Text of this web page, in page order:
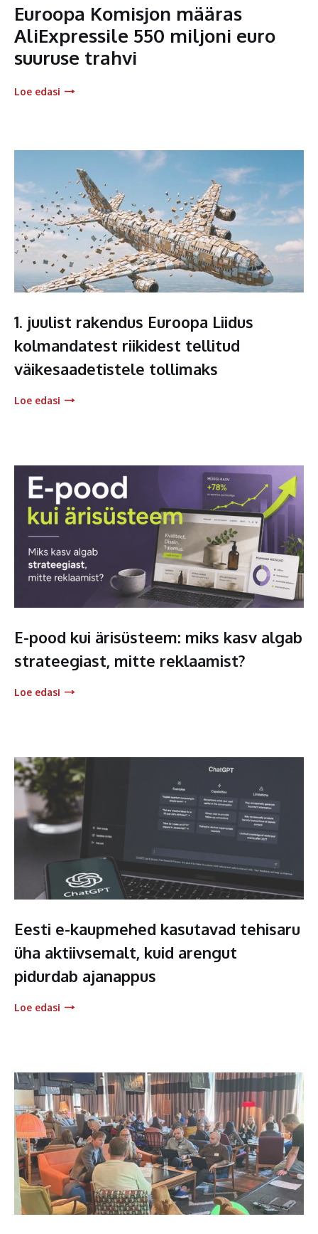
Euroopa Komisjon määras
AliExpressile 550 miljoni euro
suuruse trahvi
Loe edasi
1. juulist rakendus Euroopa Liidus
kolmandatest riikidest tellitud
väikesaadetistele tollimaks
Loe edasi
E-pood kui ärisüsteem: miks kasv algab
strateegiast, mitte reklaamist?
Loe edasi
Eesti e-kaupmehed kasutavad tehisaru
üha aktiivsemalt, kuid arengut
pidurdab ajanappus
Loe edasi